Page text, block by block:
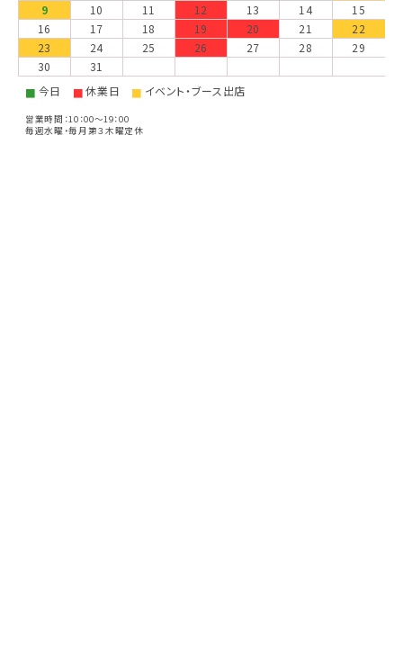
9
10 11 12 13 14
15
16
17 18 19 20 21
22
23
24 25 26 27 28
29
30
31
■ 今日 ■休業日 ■ イベント・ブース出店
営業時間：10：00～19：00
毎週水曜・毎月第３木曜定休